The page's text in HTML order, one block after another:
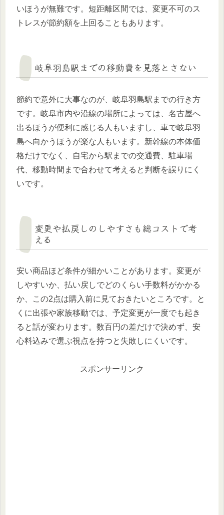
いほうが無難です。短距離区間では、変更不可のス
トレスが節約額を上回ることもあります。
岐阜羽島駅までの移動費を見落とさない
節約で意外に大事なのが、岐阜羽島駅までの行き方
です。岐阜市内や沿線の場所によっては、名古屋へ
出るほうが便利に感じる人もいますし、車で岐阜羽
島へ向かうほうが楽な人もいます。新幹線の本体価
格だけでなく、自宅から駅までの交通費、駐車場
代、移動時間まで合わせて考えると判断を誤りにく
いです。
変更や払戻しのしやすさも総コストで考
える
安い商品ほど条件が細かいことがあります。変更が
しやすいか、払い戻しでどのくらい手数料がかかる
か、この2点は購入前に見ておきたいところです。と
くに出張や家族移動では、予定変更が一度でも起き
ると話が変わります。数百円の差だけで決めず、安
心料込みで選ぶ視点を持つと失敗しにくいです。
スポンサーリンク